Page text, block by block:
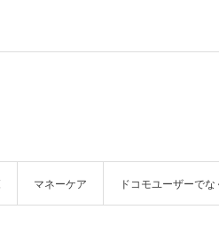
マネーケア ドコモユーザーで